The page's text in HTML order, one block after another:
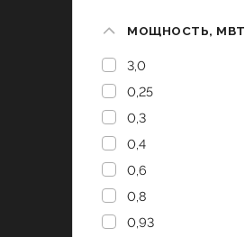
МОЩНОСТЬ, МВТ
3,0
0,25
0,3
0,4
0,6
0,8
0,93